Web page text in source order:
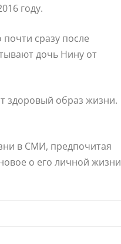
году.
сразу после
дочь Нину от
здоровый образ жизни.
в СМИ, предпочитая
о его личной жизни